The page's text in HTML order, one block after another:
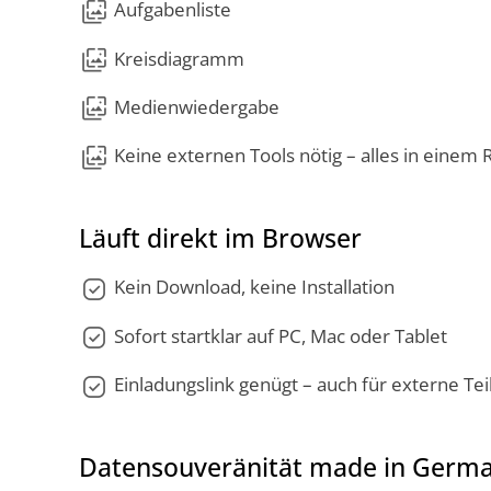
wallpaper_slideshow Aufgabenliste
wallpaper_slideshow Kreisdiagramm
wallpaper_slideshow Medienwiedergabe
wallpaper_slideshow Keine externen Tools nötig – alles in einem
Läuft direkt im Browser
priority Kein Download, keine Installation
priority Sofort startklar auf PC, Mac oder Tablet
priority Einladungslink genügt – auch für externe
Datensouveränität made in